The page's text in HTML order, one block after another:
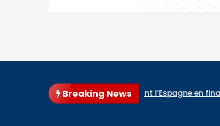
Breaking News
rejoint l’Espagne en finale Cour d’appel de